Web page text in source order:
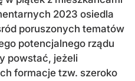
2023 osiedla
poruszonych tematów
potencjalnego rządu
powstać, jeżeli
formacje tzw. szeroko